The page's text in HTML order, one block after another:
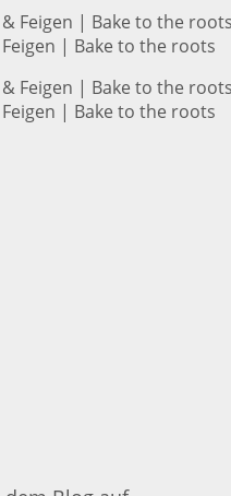
| Bake to the roots
| Bake to the roots